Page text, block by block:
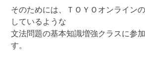
そのためには、ＴＯＹＯオンライン
しているような
文法問題の基本知識増強クラスに参
す。